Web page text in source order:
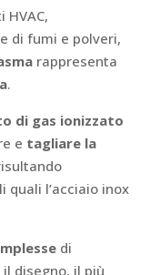
di fumi e polveri,
rappresenta
.
di gas ionizzato
e tagliare la
l’acciaio inox
di
disegno, il più